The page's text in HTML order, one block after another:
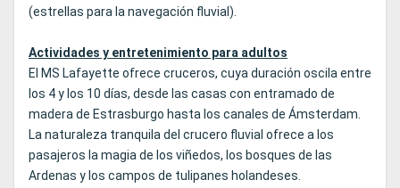
(estrellas para la navegación fluvial).
Actividades y entretenimiento para adultos
El MS Lafayette ofrece cruceros, cuya duración oscila entre
los 4 y los 10 días, desde las casas con entramado de
madera de Estrasburgo hasta los canales de Ámsterdam.
La naturaleza tranquila del crucero fluvial ofrece a los
pasajeros la magia de los viñedos, los bosques de las
Ardenas y los campos de tulipanes holandeses.